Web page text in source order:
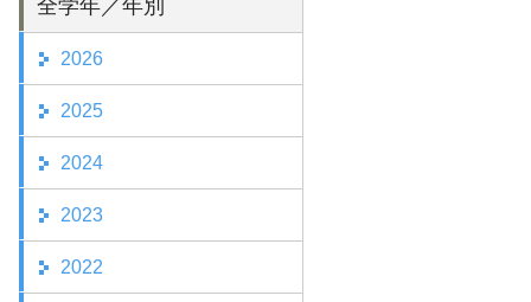
全学年／年別
2026
2025
2024
2023
2022